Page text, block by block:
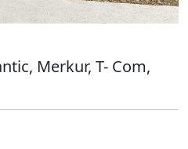
Merkur, T- Com,